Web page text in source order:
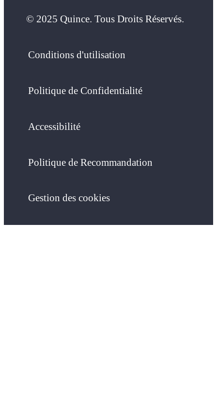
© 2025 Quince. Tous Droits Réservés.
Conditions d'utilisation
Politique de Confidentialité
Accessibilité
Politique de Recommandation
Gestion des cookies